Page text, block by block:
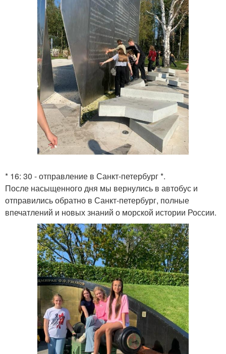
* 16: 30 - отправление в Санкт-петербург *.
После насыщенного дня мы вернулись в автобус и
отправились обратно в Санкт-петербург, полные
впечатлений и новых знаний о морской истории России.